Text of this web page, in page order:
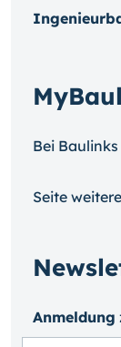
Bei
Seite
Anmeldung